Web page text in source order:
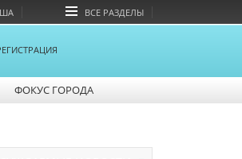
ВСЕ РАЗДЕЛЫ
ФОКУС ГОРОДА